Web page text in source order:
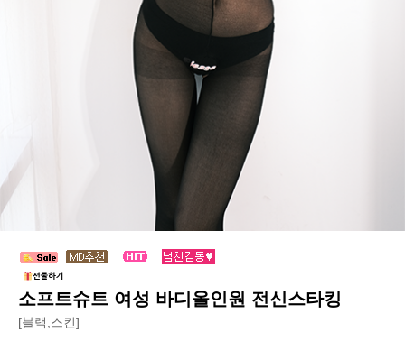
소프트슈트 여성 바디올인원 전신스타킹
[블랙,스킨]